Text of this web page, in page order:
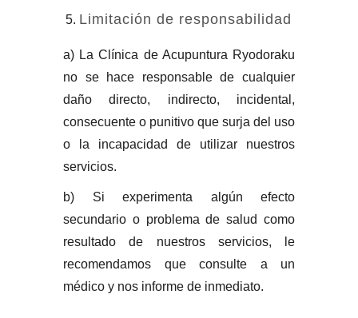
Limitación de responsabilidad
a) La Clínica de Acupuntura Ryodoraku
no se hace responsable de cualquier
daño directo, indirecto, incidental,
consecuente o punitivo que surja del uso
o la incapacidad de utilizar nuestros
servicios.
b) Si experimenta algún efecto
secundario o problema de salud como
resultado de nuestros servicios, le
recomendamos que consulte a un
médico y nos informe de inmediato.